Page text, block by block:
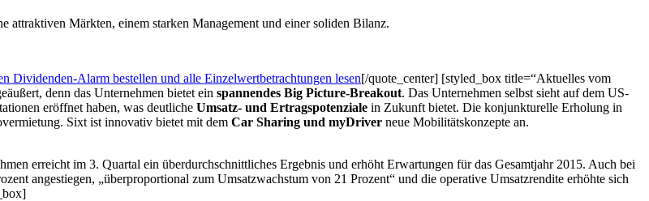
Märkten, einem starken Management und einer soliden Bilanz.
Dividenden-Alarm bestellen und alle Einzelwertbetrachtungen lesen[/quote_center] [styled_box title=“Aktuelles vom
denn das Unternehmen bietet ein spannendes Big Picture-Breakout. Das Unternehmen selbst sieht auf dem US-
eröffnet haben, was deutliche Umsatz- und Ertragspotenziale in Zukunft bietet. Die konjunkturelle Erholung in
Sixt ist innovativ bietet mit dem Car Sharing und myDriver neue Mobilitätskonzepte an.
erreicht im 3. Quartal ein überdurchschnittliches Ergebnis und erhöht Erwartungen für das Gesamtjahr 2015. Auch bei
angestiegen, „überproportional zum Umsatzwachstum von 21 Prozent“ und die operative Umsatzrendite erhöhte sich